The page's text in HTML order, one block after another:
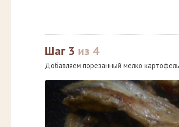
Шаг 3 из 4
Добавляем порезанный мелко